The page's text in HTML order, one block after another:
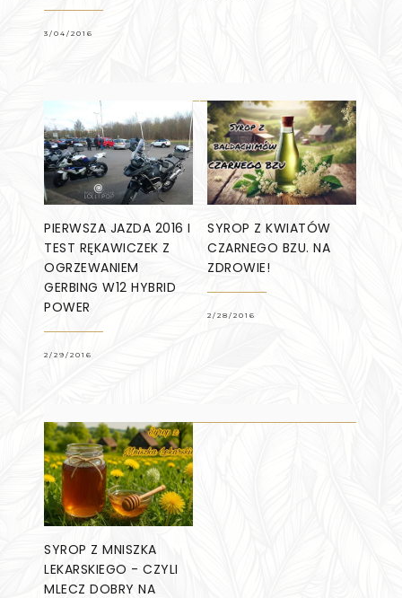
3/04/2016
PIERWSZA JAZDA 2016 I
TEST RĘKAWICZEK Z
OGRZEWANIEM
GERBING W12 HYBRID
POWER
2/29/2016
SYROP Z KWIATÓW
CZARNEGO BZU. NA
ZDROWIE!
2/28/2016
SYROP Z MNISZKA
LEKARSKIEGO - CZYLI
MLECZ DOBRY NA